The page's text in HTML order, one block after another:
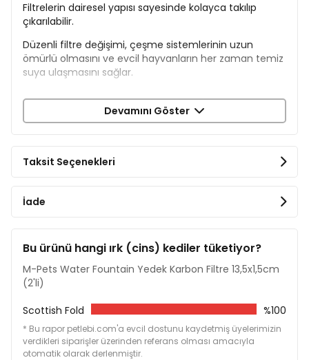
Filtrelerin dairesel yapısı sayesinde kolayca takılıp
çıkarılabilir.
Düzenli filtre değişimi, çeşme sistemlerinin uzun
ömürlü olmasını ve evcil hayvanların her zaman temiz
suya ulaşmasını sağlar.
Hem köpek hem kedi kullanımına uygundur.
13,5 cm (çap) x 1,5 cm (derinlik)
Devamını Göster
Taksit Seçenekleri
İade
Bu ürünü hangi ırk (cins) kediler tüketiyor?
M-Pets Water Fountain Yedek Karbon Filtre 13,5x1,5cm
(2'li)
Scottish Fold
%100
* Bu rapor petlebi.com'a evcil dostunu kaydetmiş üyelerimizin
verdikleri siparişler üzerinden referans olması amacıyla
otomatik olarak derlenmiştir.